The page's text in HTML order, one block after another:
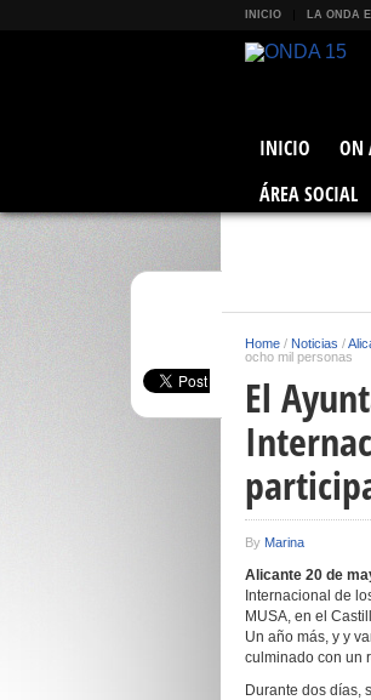
INICIO LA ONDA
INICIO ON
ÁREA SOCIAL
Home / Noticias /
ocho mil personas
El
By Marina
Alicante 20 de
Internacional de
MUSA, en el
Un año más, y y
culminado con un
Durante dos días,